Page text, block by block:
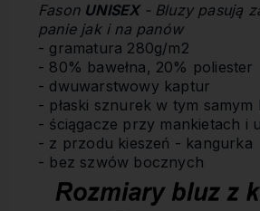
Fason UNISEX - Bluzy pasują
panie jak i na panów
- gramatura 280g/m2
- 80% bawełna, 20% poliester
- dwuwarstwowy kaptur
- płaski sznurek w tym samym
- ściągacze przy mankietach i
- z przodu kieszeń - kangurka
- bez szwów bocznych